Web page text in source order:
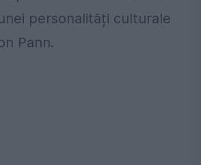
personalități culturale
Pann.